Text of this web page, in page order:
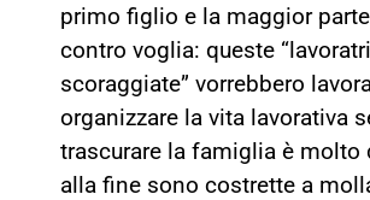
primo figlio e la maggior
contro voglia: queste
scoraggiate” vorrebbero
organizzare la vita lavorativa
trascurare la famiglia è molto
alla fine sono costrette a